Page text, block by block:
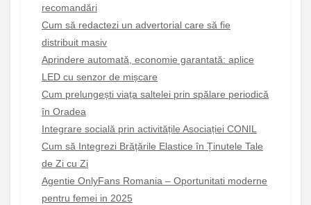
recomandări
Cum să redactezi un advertorial care să fie
distribuit masiv
Aprindere automată, economie garantată: aplice
LED cu senzor de mișcare
Cum prelungești viața saltelei prin spălare periodică
în Oradea
Integrare socială prin activitățile Asociației CONIL
Cum să Integrezi Brățările Elastice în Ținutele Tale
de Zi cu Zi
Agentie OnlyFans Romania – Oportunitati moderne
pentru femei in 2025